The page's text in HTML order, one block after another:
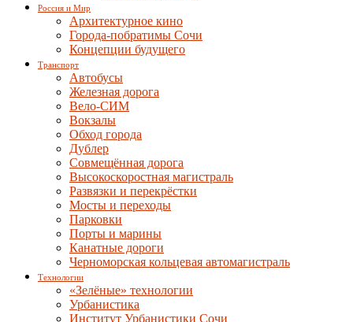
Россия и Мир
Архитектурное кино
Города-побратимы Сочи
Концепции будущего
Транспорт
Автобусы
Железная дорога
Вело-СИМ
Вокзалы
Обход города
Дублер
Совмещённая дорога
Высокоскоростная магистраль
Развязки и перекрёстки
Мосты и переходы
Парковки
Порты и марины
Канатные дороги
Черноморская кольцевая автомагистраль
Технологии
«Зелёные» технологии
Урбанистика
Институт Урбанистики Сочи